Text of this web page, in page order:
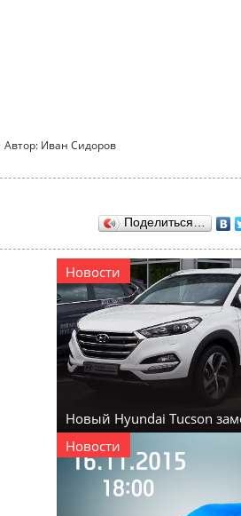
Автор: Иван Сидоров
Поделиться…
Новости
Новый Hyundai Tucson
Новости